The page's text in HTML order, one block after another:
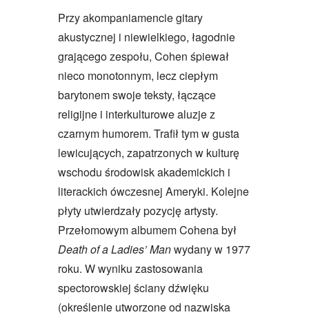
Przy akompaniamencie gitary
akustycznej i niewielkiego, łagodnie
grającego zespołu, Cohen śpiewał
nieco monotonnym, lecz ciepłym
barytonem swoje teksty, łączące
religijne i interkulturowe aluzje z
czarnym humorem. Trafił tym w gusta
lewicujących, zapatrzonych w kulturę
wschodu środowisk akademickich i
literackich ówczesnej Ameryki. Kolejne
płyty utwierdzały pozycję artysty.
Przełomowym albumem Cohena był
Death of a Ladies’ Manwydany w 1977
roku. W wyniku zastosowania
spectorowskiej ściany dźwięku
(określenie utworzone od nazwiska